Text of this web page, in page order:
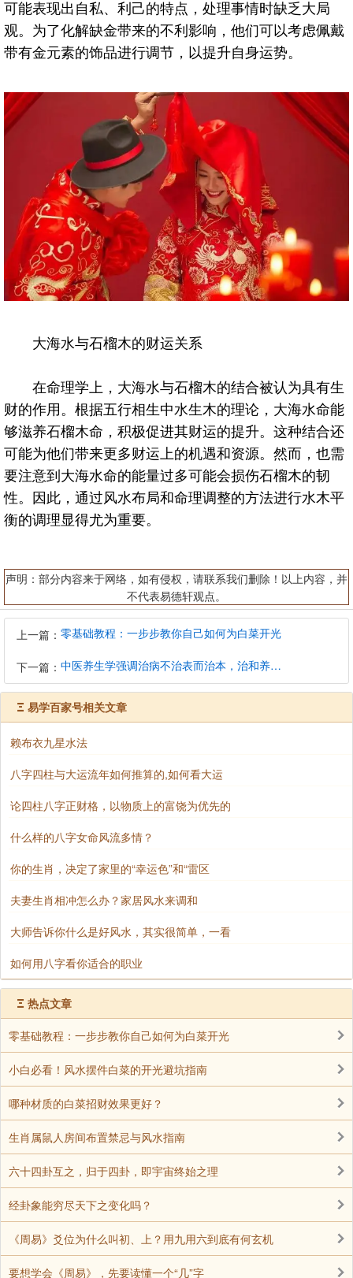
可能表现出自私、利己的特点，处理事情时缺乏大局
观。为了化解缺金带来的不利影响，他们可以考虑佩戴
带有金元素的饰品进行调节，以提升自身运势。
大海水与石榴木的财运关系
在命理学上，大海水与石榴木的结合被认为具有生
财的作用。根据五行相生中水生木的理论，大海水命能
够滋养石榴木命，积极促进其财运的提升。这种结合还
可能为他们带来更多财运上的机遇和资源。然而，也需
要注意到大海水命的能量过多可能会损伤石榴木的韧
性。因此，通过风水布局和命理调整的方法进行水木平
衡的调理显得尤为重要。
声明：部分内容来于网络，如有侵权，请联系我们删除！以上内容，并
不代表易德轩观点。
上一篇： 零基础教程：一步步教你自己如何为白菜开光
下一篇： 中医养生学强调治病不治表而治本，治和养兼顾是有必要的
Ξ 易学百家号相关文章
赖布衣九星水法
八字四柱与大运流年如何推算的,如何看大运
论四柱八字正财格，以物质上的富饶为优先的
什么样的八字女命风流多情？
你的生肖，决定了家里的“幸运色”和“雷区
夫妻生肖相冲怎么办？家居风水来调和
大师告诉你什么是好风水，其实很简单，一看
如何用八字看你适合的职业
Ξ 热点文章
零基础教程：一步步教你自己如何为白菜开光
小白必看！风水摆件白菜的开光避坑指南
哪种材质的白菜招财效果更好？
生肖属鼠人房间布置禁忌与风水指南
六十四卦互之，归于四卦，即宇宙终始之理
经卦象能穷尽天下之变化吗？
《周易》爻位为什么叫初、上？用九用六到底有何玄机
要想学会《周易》，先要读懂一个“几”字